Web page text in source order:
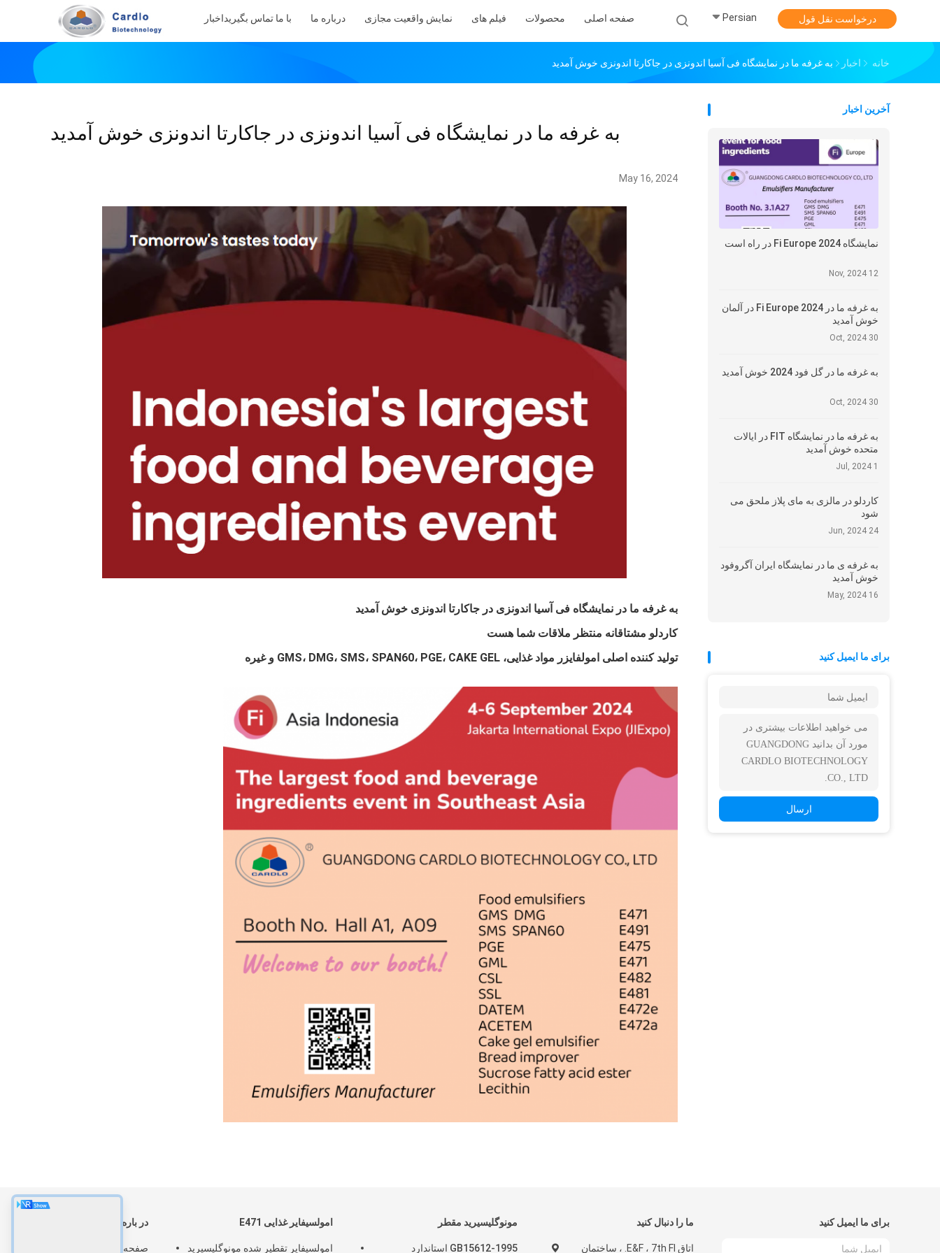
صفحه اصلی محصولات فیلم های نمایش واقعیت مجازی درباره ما با ما تماس بگیریداخبار Persian درخواست نقل قول
خانه اخبار به غرفه ما در نمایشگاه فی آسیا اندونزی در جاکارتا اندونزی خوش آمدید
به غرفه ما در نمایشگاه فی آسیا اندونزی در جاکارتا اندونزی خوش آمدید
May 16, 2024
به غرفه ما در نمایشگاه فی آسیا اندونزی در جاکارتا اندونزی خوش آمدید
کاردلو مشتاقانه منتظر ملاقات شما هست
تولید کننده اصلی امولفایزر مواد غذایی، GMS، DMG، SMS، SPAN60، PGE، CAKE GEL و غیره
آخرین اخبار
نمایشگاه Fi Europe 2024 در راه است
12 Nov, 2024
به غرفه ما در Fi Europe 2024 در آلمان
خوش آمدید
30 Oct, 2024
به غرفه ما در گل فود 2024 خوش آمدید
30 Oct, 2024
به غرفه ما در نمایشگاه FIT در ایالات
متحده خوش آمدید
1 Jul, 2024
کاردلو در مالزی به مای پلاز ملحق می
شود
24 Jun, 2024
به غرفه ی ما در نمایشگاه ایران آگروفود
خوش آمدید
16 May, 2024
برای ما ایمیل کنید
ارسال
در باره
صفحه اصلی
امولسیفایر غذایی E471
امولسیفایر تقطیر شده مونوگلیسیرید
مونوگلیسیرید مقطر
GB15612-1995 استاندارد
ما را دنبال کنید
اتاق E&F ، 7th Fl. ، ساختمان
برای ما ایمیل کنید